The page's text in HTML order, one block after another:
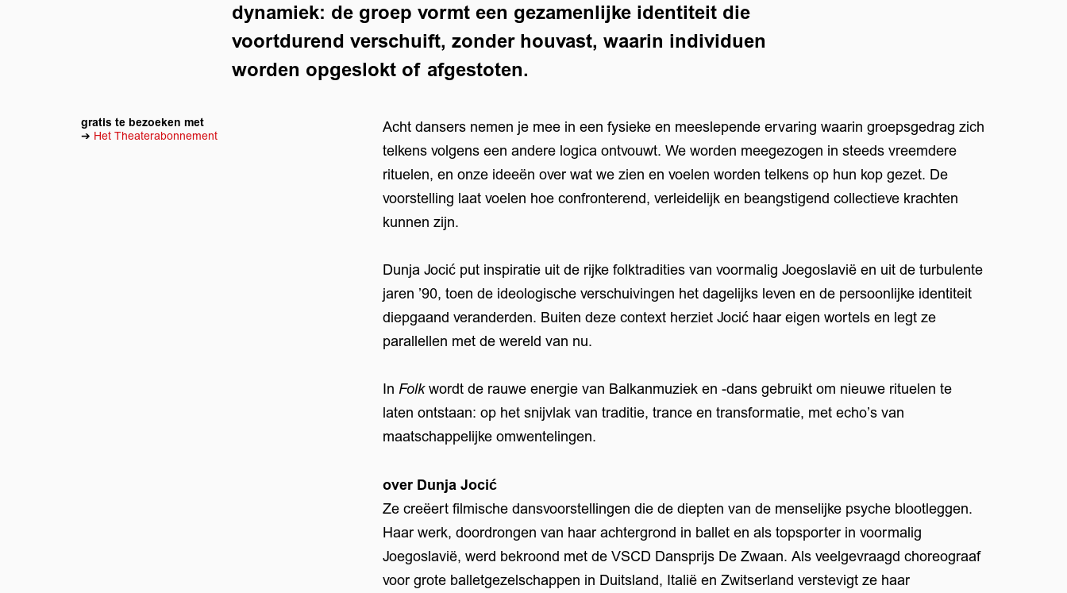
dynamiek: de groep vormt een gezamenlijke identiteit die
voortdurend verschuift, zonder houvast, waarin individuen
worden opgeslokt of afgestoten.
Acht dansers nemen je mee in een fysieke en meeslepende ervaring waarin groepsgedrag zich
telkens volgens een andere logica ontvouwt. We worden meegezogen in steeds vreemdere
rituelen, en onze ideeën over wat we zien en voelen worden telkens op hun kop gezet. De
voorstelling laat voelen hoe confronterend, verleidelijk en beangstigend collectieve krachten
kunnen zijn.
Dunja Jocić put inspiratie uit de rijke folktradities van voormalig Joegoslavië en uit de turbulente
jaren ’90, toen de ideologische verschuivingen het dagelijks leven en de persoonlijke identiteit
diepgaand veranderden. Buiten deze context herziet Jocić haar eigen wortels en legt ze
parallellen met de wereld van nu.
In Folkwordt de rauwe energie van Balkanmuziek en -dans gebruikt om nieuwe rituelen te
laten ontstaan: op het snijvlak van traditie, trance en transformatie, met echo’s van
maatschappelijke omwentelingen.
over Dunja Jocić
Ze creëert filmische dansvoorstellingen die de diepten van de menselijke psyche blootleggen.
Haar werk, doordrongen van haar achtergrond in ballet en als topsporter in voormalig
Joegoslavië, werd bekroond met de VSCD Dansprijs De Zwaan. Als veelgevraagd choreograaf
voor grote balletgezelschappen in Duitsland, Italië en Zwitserland verstevigt ze haar
gratis te bezoeken met
➔ Het Theaterabonnement